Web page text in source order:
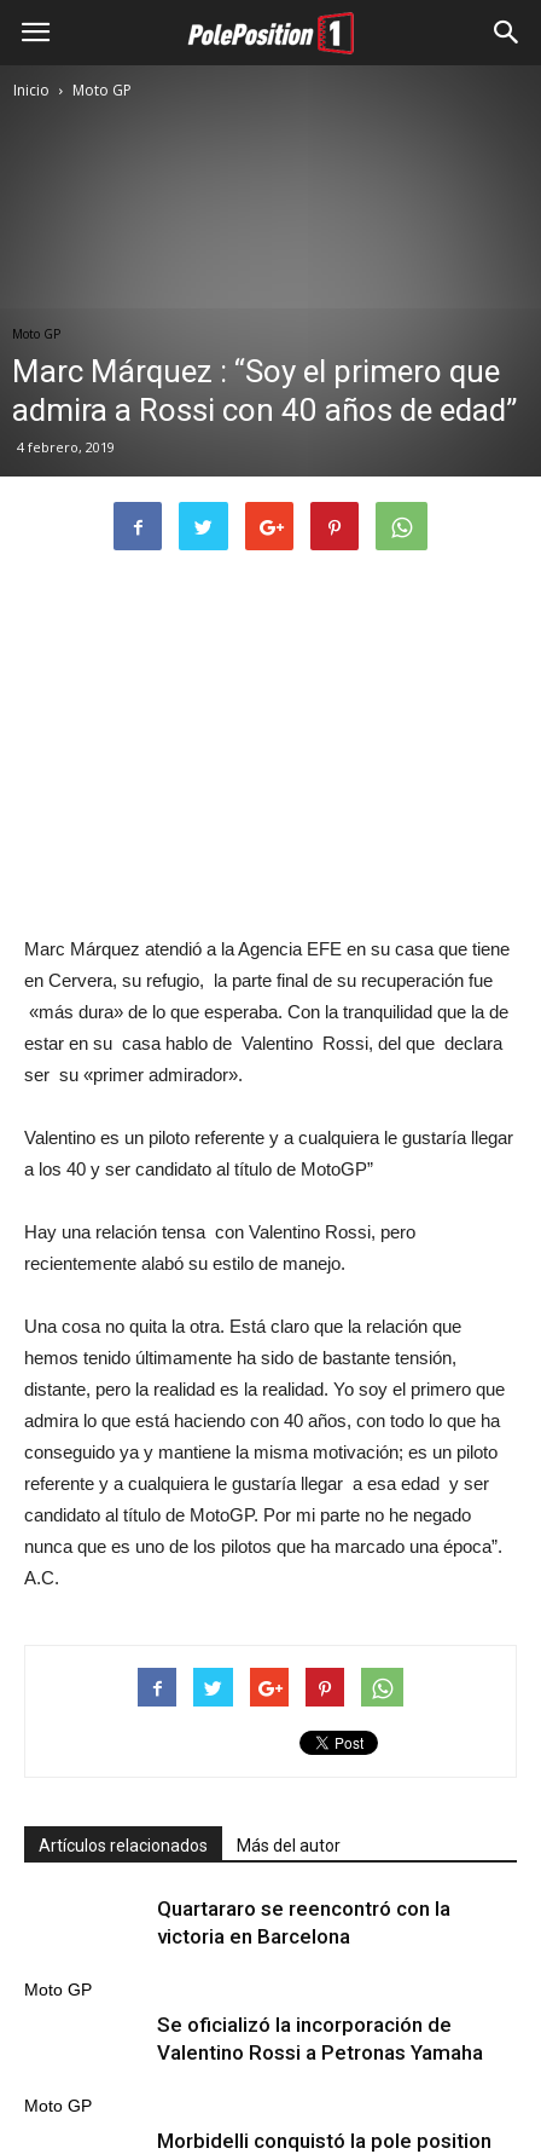
Inicio Moto GP
Moto GP
Marc Márquez : “Soy el primero que
admira a Rossi con 40 años de edad”
4 febrero, 2019
Marc Márquez atendió a la Agencia EFE en su casa que tiene
en Cervera, su refugio, la parte final de su recuperación fue
«más dura» de lo que esperaba. Con la tranquilidad que la de
estar en su casa hablo de Valentino Rossi, del que declara
ser su «primer admirador».
Valentino es un piloto referente y a cualquiera le gustaría llegar
a los 40 y ser candidato al título de MotoGP”
Hay una relación tensa con Valentino Rossi, pero
recientemente alabó su estilo de manejo.
Una cosa no quita la otra. Está claro que la relación que
hemos tenido últimamente ha sido de bastante tensión,
distante, pero la realidad es la realidad. Yo soy el primero que
admira lo que está haciendo con 40 años, con todo lo que ha
conseguido ya y mantiene la misma motivación; es un piloto
referente y a cualquiera le gustaría llegar a esa edad y ser
candidato al título de MotoGP. Por mi parte no he negado
nunca que es uno de los pilotos que ha marcado una época”.
A.C.
Artículos relacionados Más del autor
Moto GP
Quartararo se reencontró con la
victoria en Barcelona
Moto GP
Se oficializó la incorporación de
Valentino Rossi a Petronas Yamaha
Morbidelli conquistó la pole position